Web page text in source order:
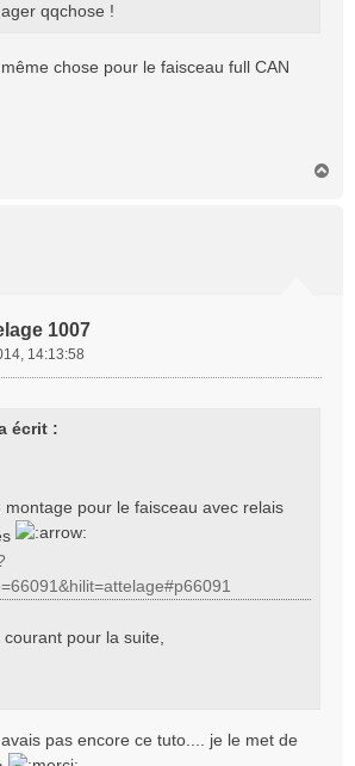
qqchose !
chose pour le faisceau full CAN
1007
14:13:58
écrit :
montage pour le faisceau avec relais
pour la suite,
pas encore ce tuto.... je le met de